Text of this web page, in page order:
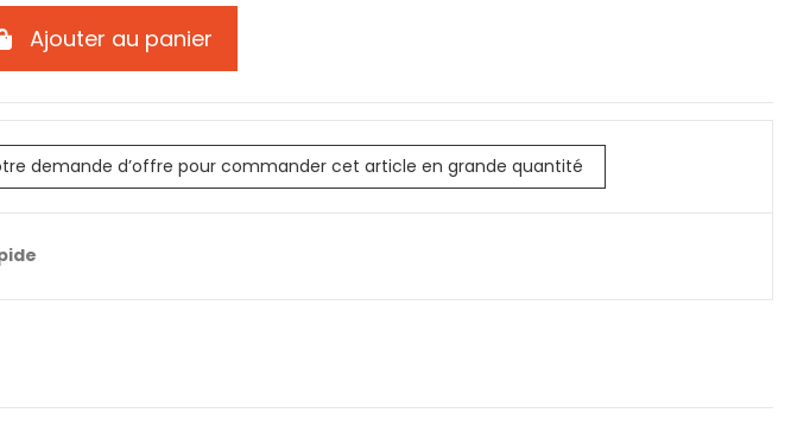
Ajouter au panier
demande d’offre pour commander cet article en grande quantité